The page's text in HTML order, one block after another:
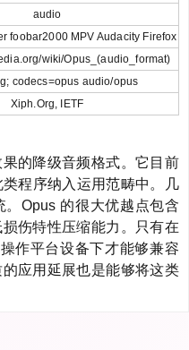
audio
foobar2000 MPV Audacity Firefox
wiki/Opus_(audio_format)
codecs=opus audio/opus
Xiph.Org, IETF
的降级音频格式。它目前
程序纳入运用范畴中。几
Opus 的很大优越点包含
伤特性压缩能力。只有在
作平台设备下才能够兼容
应用延展也是能够将这类